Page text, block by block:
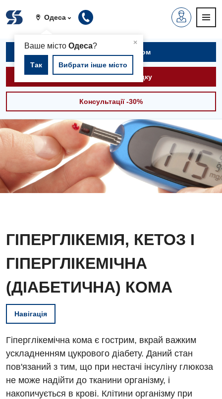
Одеса
×
Ваше містоОдеса?
Так Вибрати інше місто
Записатися на прийом
Викликати швидку
Консультації -30%
ГІПЕРГЛІКЕМІЯ, КЕТОЗ І
ГІПЕРГЛІКЕМІЧНА
(ДІАБЕТИЧНА) КОМА
Навігація
Гіперглікемічна кома є гострим, вкрай важким
ускладненням цукрового діабету. Даний стан
пов'язаний з тим, що при нестачі інсуліну глюкоза
не може надійти до тканини організму, і
накопичується в крові. Клітини організму при